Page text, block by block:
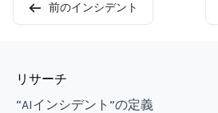
前のインシデント
リサーチ
“AIインシデント”の定義